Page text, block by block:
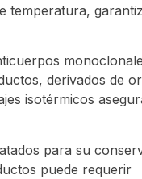
temperatura,
derivados de
isotérmicos
para su
puede requerir